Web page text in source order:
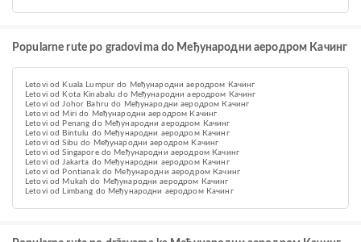
Popularne rute po gradovima do Међународни аеродром Качинг
Letovi od Kuala Lumpur do Међународни аеродром Качинг
Letovi od Kota Kinabalu do Међународни аеродром Качинг
Letovi od Johor Bahru do Међународни аеродром Качинг
Letovi od Miri do Међународни аеродром Качинг
Letovi od Penang do Међународни аеродром Качинг
Letovi od Bintulu do Међународни аеродром Качинг
Letovi od Sibu do Међународни аеродром Качинг
Letovi od Singapore do Међународни аеродром Качинг
Letovi od Jakarta do Међународни аеродром Качинг
Letovi od Pontianak do Међународни аеродром Качинг
Letovi od Mukah do Међународни аеродром Качинг
Letovi od Limbang do Међународни аеродром Качинг